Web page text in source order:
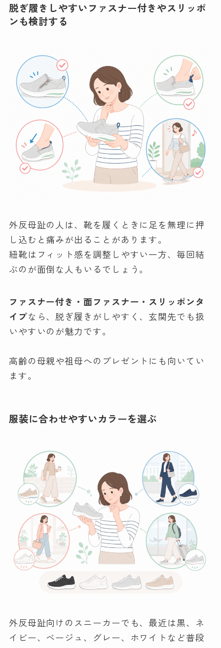
脱ぎ履きしやすいファスナー付きやスリッポ
ンも検討する
外反母趾の人は、靴を履くときに足を無理に押
し込むと痛みが出ることがあります。
紐靴はフィット感を調整しやすい一方、毎回結
ぶのが面倒な人もいるでしょう。
ファスナー付き・面ファスナー・スリッポンタ
イプなら、脱ぎ履きがしやすく、玄関先でも扱
いやすいのが魅力です。
高齢の母親や祖母へのプレゼントにも向いてい
ます。
服装に合わせやすいカラーを選ぶ
外反母趾向けのスニーカーでも、最近は黒、ネ
イビー、ベージュ、グレー、ホワイトなど普段